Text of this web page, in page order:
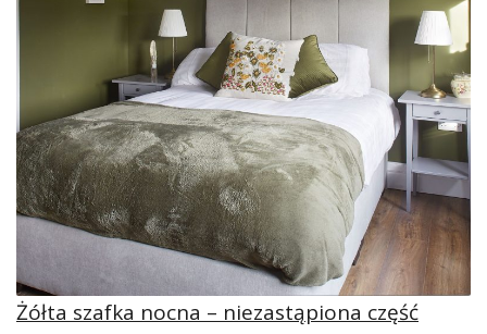
Żółta szafka nocna – niezastąpiona część